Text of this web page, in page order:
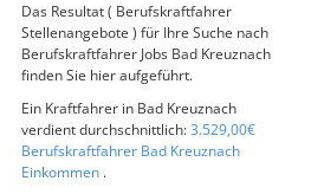
Das Resultat ( Berufskraftfahrer
Stellenangebote ) für Ihre Suche nach
Berufskraftfahrer Jobs Bad Kreuznach
finden Sie hier aufgeführt.
Ein Kraftfahrer in Bad Kreuznach
verdient durchschnittlich:3.529,00€
Berufskraftfahrer Bad Kreuznach
Einkommen .